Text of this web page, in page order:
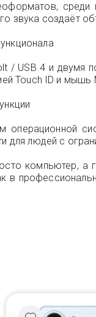
среди
звука создаёт
/ USB 4 и двумя
Touch ID и
операционной
для людей с
компьютер, а